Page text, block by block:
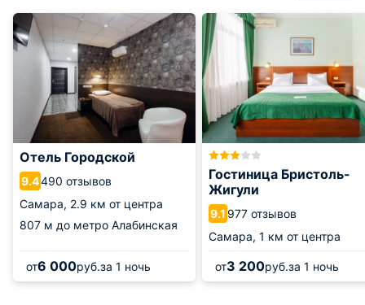
Отель Городской
9.4490 отзывов
Самара, 2.9 км от центра
807 м до метро Алабинская
от6 000руб.за 1 ночь
Гостиница Бристоль-
Жигули
9.1 977 отзывов
Самара, 1 км от центра
от3 200руб.за 1 ночь